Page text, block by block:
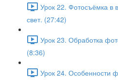
Урок 22. Фотосъёмка
свет. (27:42)
Урок 23. Обработка
(8:36)
Урок 24. Особенности